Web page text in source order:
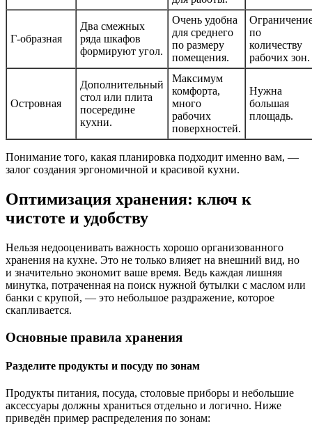
Г-образная
Два смежных
ряда шкафов
формируют угол.
Очень удобна
для среднего
по размеру
помещения.
по
количеству
рабочих зон.
Островная
Дополнительный
стол или плита
посередине
кухни.
Максимум
комфорта,
много
рабочих
поверхностей.
Нужна
большая
площадь.
Понимание того, какая планировка подходит именно вам, —
залог создания эргономичной и красивой кухни.
Оптимизация хранения: ключ к
чистоте и удобству
Нельзя недооценивать важность хорошо организованного
хранения на кухне. Это не только влияет на внешний вид, но
и значительно экономит ваше время. Ведь каждая лишняя
минутка, потраченная на поиск нужной бутылки с маслом или
банки с крупой, — это небольшое раздражение, которое
скапливается.
Основные правила хранения
Разделите продукты и посуду по зонам
Продукты питания, посуда, столовые приборы и небольшие
аксессуары должны храниться отдельно и логично. Ниже
приведён пример распределения по зонам: